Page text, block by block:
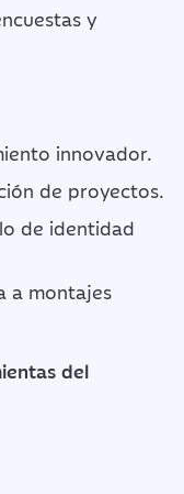
y
innovador.
de proyectos.
de identidad
a montajes
del